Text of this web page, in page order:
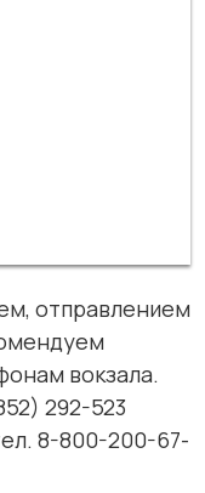
отправлением
вокзала.
292-523
8-800-200-67-